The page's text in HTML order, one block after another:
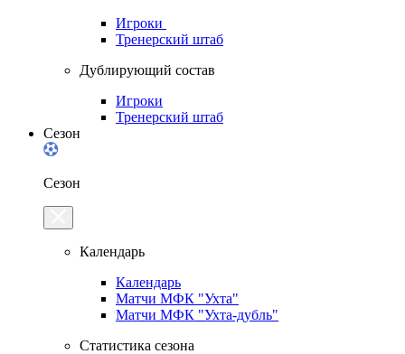
Игроки
Тренерский штаб
Дублирующий состав
Игроки
Тренерский штаб
Сезон
Сезон
Календарь
Календарь
Матчи МФК "Ухта"
Матчи МФК "Ухта-дубль"
Статистика сезона